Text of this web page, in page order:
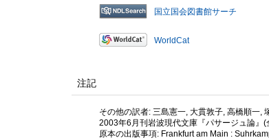
国立国会図書館サーチ
WorldCat
注記
その他の訳者: 三島憲一, 大貫敦子, 高橋順一,
2003年6月刊岩波現代文庫『パサージュ論』
原本の出版事項: Frankfurt am Main :